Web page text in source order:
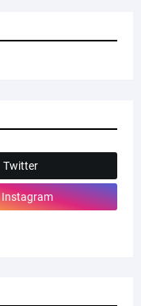
Twitter
Instagram